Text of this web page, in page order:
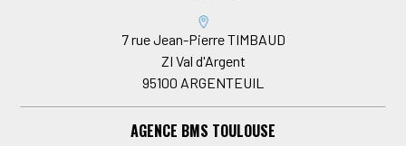
7 rue Jean-Pierre TIMBAUD
ZI Val d'Argent
95100 ARGENTEUIL
AGENCE BMS TOULOUSE